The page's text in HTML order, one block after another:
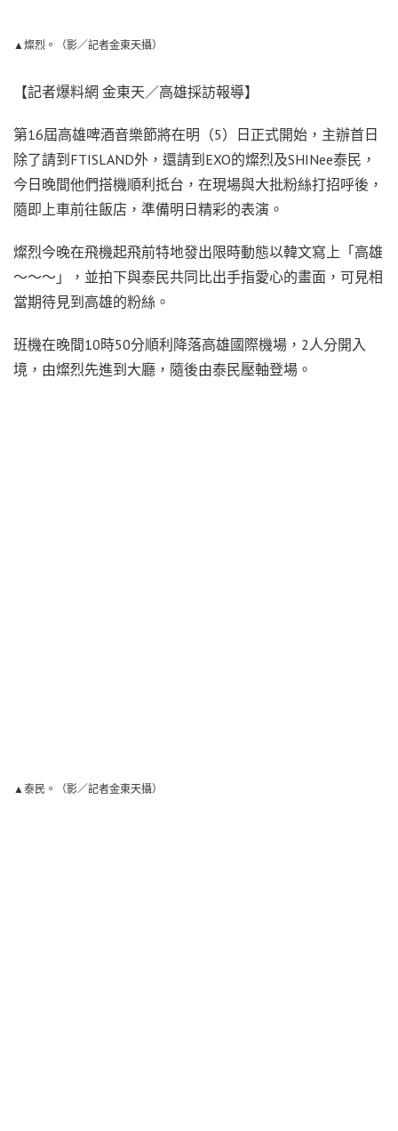
▲燦烈。（影／記者金東天攝）
【記者爆料網 金東天／高雄採訪報導】
第16屆高雄啤酒音樂節將在明（5）日正式開始，主辦首日
除了請到FTISLAND外，還請到EXO的燦烈及SHINee泰民，
今日晚間他們搭機順利抵台，在現場與大批粉絲打招呼後，
隨即上車前往飯店，準備明日精彩的表演。
燦烈今晚在飛機起飛前特地發出限時動態以韓文寫上「高雄
～～～」，並拍下與泰民共同比出手指愛心的畫面，可見相
當期待見到高雄的粉絲。
班機在晚間10時50分順利降落高雄國際機場，2人分開入
境，由燦烈先進到大廳，隨後由泰民壓軸登場。
▲泰民。（影／記者金東天攝）